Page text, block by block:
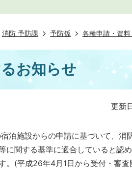
消防 予防課 予防係 各種申請・資料
お知らせ
更新
泊施設からの申請に基づいて、消
に関する基準に適合していると認
。(平成26年4月1日から受付・審査